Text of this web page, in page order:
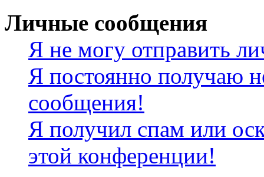
Личные сообщения
Я не могу отправить
Я постоянно получаю
сообщения!
Я получил спам или
этой конференции!